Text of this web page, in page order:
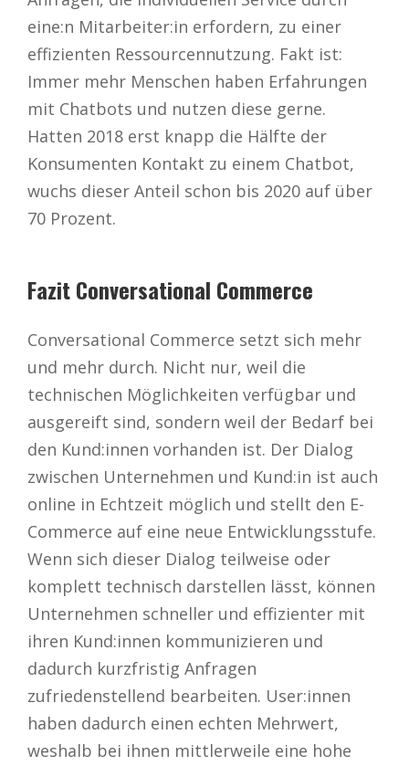
eine:n Mitarbeiter:in erfordern, zu einer
effizienten Ressourcennutzung. Fakt ist:
Immer mehr Menschen haben Erfahrungen
mit Chatbots und nutzen diese gerne.
Hatten 2018 erst knapp die Hälfte der
Konsumenten Kontakt zu einem Chatbot,
wuchs dieser Anteil schon bis 2020 auf über
70 Prozent.
Fazit Conversational Commerce
Conversational Commerce setzt sich mehr
und mehr durch. Nicht nur, weil die
technischen Möglichkeiten verfügbar und
ausgereift sind, sondern weil der Bedarf bei
den Kund:innen vorhanden ist. Der Dialog
zwischen Unternehmen und Kund:in ist auch
online in Echtzeit möglich und stellt den E-
Commerce auf eine neue Entwicklungsstufe.
Wenn sich dieser Dialog teilweise oder
komplett technisch darstellen lässt, können
Unternehmen schneller und effizienter mit
ihren Kund:innen kommunizieren und
dadurch kurzfristig Anfragen
zufriedenstellend bearbeiten. User:innen
haben dadurch einen echten Mehrwert,
weshalb bei ihnen mittlerweile eine hohe